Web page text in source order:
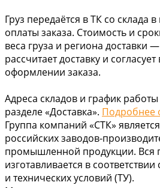
Груз передаётся в ТК со склада
оплаты заказа. Стоимость и
веса груза и региона доставки
рассчитает доставку и
оформлении заказа.
Адреса складов и график
разделе «Доставка». Подробнее
Группа компаний «СТК»
российских заводов-
промышленной продукции. Вся
изготавливается в
и технических условий (ТУ).